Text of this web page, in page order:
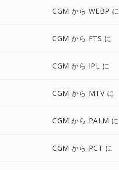
CGM から WEBP に
CGM から FTS に
CGM から IPL に
CGM から MTV に
CGM から PALM に
CGM から PCT に